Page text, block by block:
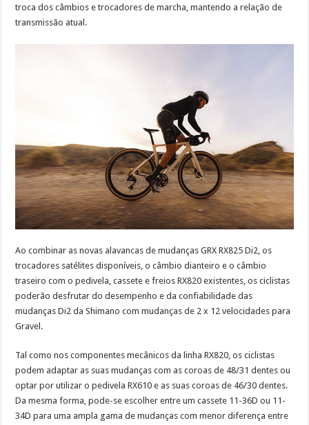
troca dos câmbios e trocadores de marcha, mantendo a relação de
transmissão atual.
Ao combinar as novas alavancas de mudanças GRX RX825 Di2, os
trocadores satélites disponíveis, o câmbio dianteiro e o câmbio
traseiro com o pedivela, cassete e freios RX820 existentes, os ciclistas
poderão desfrutar do desempenho e da confiabilidade das
mudanças Di2 da Shimano com mudanças de 2 x 12 velocidades para
Gravel.
Tal como nos componentes mecânicos da linha RX820, os ciclistas
podem adaptar as suas mudanças com as coroas de 48/31 dentes ou
optar por utilizar o pedivela RX610 e as suas coroas de 46/30 dentes.
Da mesma forma, pode-se escolher entre um cassete 11-36D ou 11-
34D para uma ampla gama de mudanças com menor diferença entre